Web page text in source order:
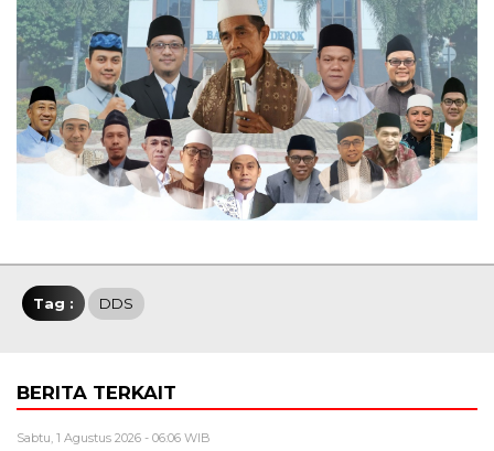
Tag : DDS
BERITA TERKAIT
Sabtu, 1 Agustus 2026 - 06:06 WIB